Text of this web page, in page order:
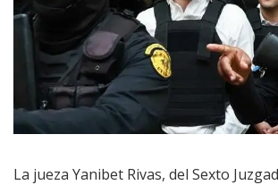
La jueza Yanibet Rivas, del Sexto